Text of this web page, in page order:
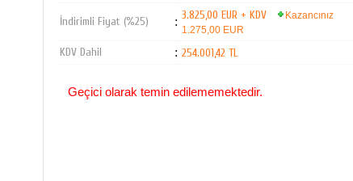
İndirimli Fiyat (%25) : 3.825,00 EUR + KDV
Kazancınız
1.275,00 EUR
KDV Dahil : 254.001,42 TL
Geçici olarak temin edilememektedir.